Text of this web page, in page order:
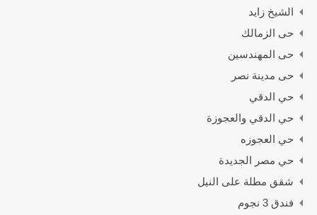
الشيخ زايد
حى الزمالك
حى المهندسين
حى مدينة نصر
حي الدقي
حي الدقي والعجوزة
حي العجوزه
حي مصر الجديدة
شقق مطلة على النيل
فندق 3 نجوم